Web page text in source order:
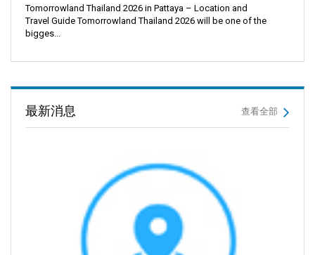
Tomorrowland Thailand 2026 in Pattaya – Location and
Travel Guide Tomorrowland Thailand 2026 will be one of the
bigges...
最新消息 查看全部